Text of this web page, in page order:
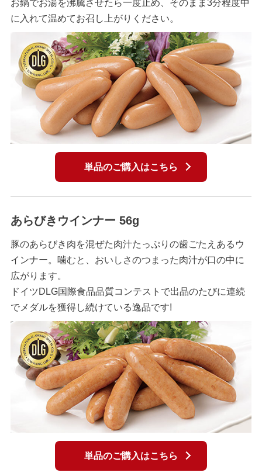
お鍋でお湯を沸騰させたら一度止め、そのまま3分程度中
に入れて温めてお召し上がりください。
単品のご購入はこちら
あらびきウインナー 56g
豚のあらびき肉を混ぜた肉汁たっぷりの歯ごたえあるウ
インナー。噛むと、おいしさのつまった肉汁が口の中に
広がります。
ドイツDLG国際食品品質コンテストで出品のたびに連続
でメダルを獲得し続けている逸品です!
単品のご購入はこちら